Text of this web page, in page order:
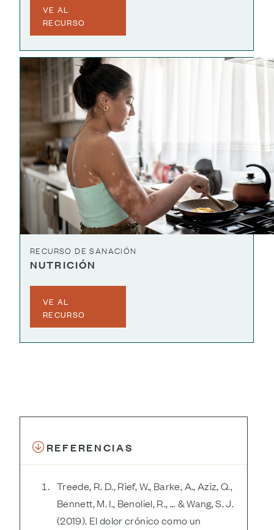
VE AL
RECURSO
RECURSO DE SANACIÓN
NUTRICIÓN
VE AL
RECURSO
REFERENCIAS
Treede, R. D., Rief, W., Barke, A., Aziz, Q.,
Bennett, M. I., Benoliel, R., … & Wang, S. J.
(2019). El dolor crónico como un